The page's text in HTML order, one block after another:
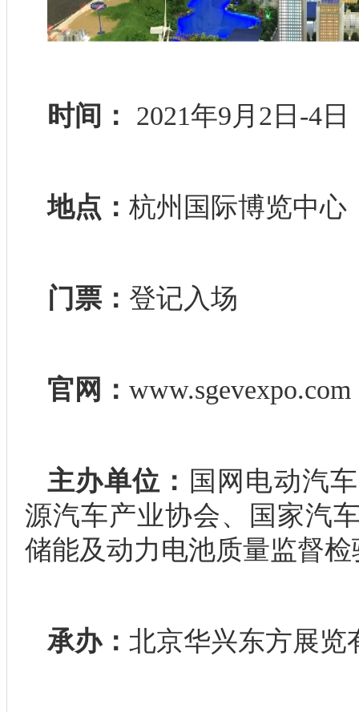
时间： 2021年9月2日-4日
地点： 杭州国际博览中心
门票： 登记入场
官网： www.sgevexpo.com
主办单位： 国网电动汽
源汽车产业协会、国家汽
储能及动力电池质量监督检
承办： 北京华兴东方展览